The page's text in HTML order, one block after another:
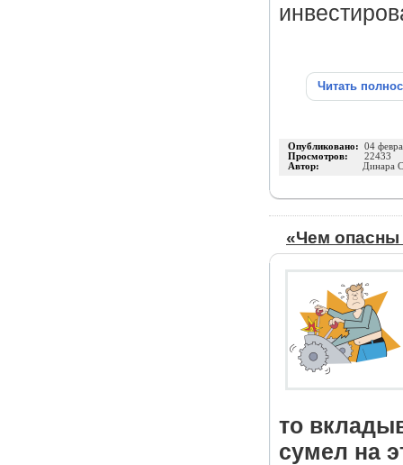
Читать
Опубликовано: 04
Просмотров: 22433
Автор: Динара
«Чем опасны
то
сумел на